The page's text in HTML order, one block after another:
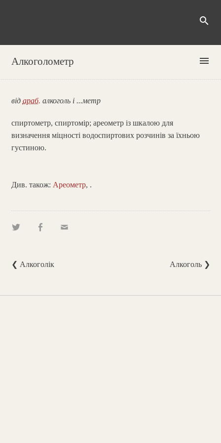
search
Алкоголометр menu
від араб. алкоголь і ...метр
спиртометр, спиртомір; ареометр із шкалою для
визначення міцності водоспиртових розчинів за їхньою
густиною.
Див. також: Ареометр, .
❮ Алкоголік Алкоголь ❯